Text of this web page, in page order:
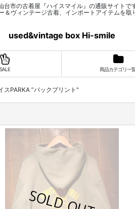
台市の古着屋『ハイスマイル』の通販サイトで
＆ヴィンテージ古着、インポートアイテムを取
used&vintage box Hi-smile
SALE 商品カテゴリ一
スPARKA ”バックプリント"